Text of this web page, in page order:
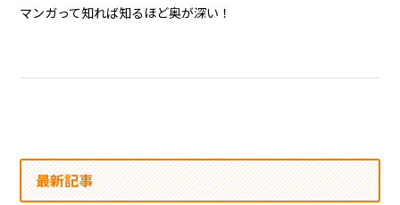
マンガって知れば知るほど奥が深い！
最新記事